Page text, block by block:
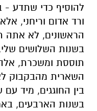
להוסיף כדי שתדע -
ורד אדום וריחני,
הראשונים, לא אתה
בשנות השלושים
תוססת ומשכרת,
השארית מהבקבוק
בין החוגגים, מיד
בשנות הארבעים,